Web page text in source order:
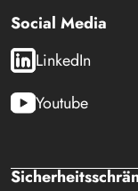
Social Media
LinkedIn
Youtube